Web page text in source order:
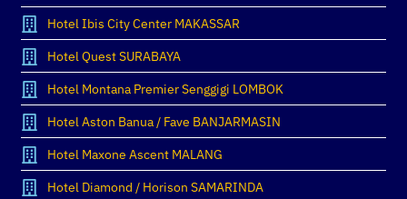
Hotel Ibis City Center MAKASSAR
Hotel Quest SURABAYA
Hotel Montana Premier Senggigi LOMBOK
Hotel Aston Banua / Fave BANJARMASIN
Hotel Maxone Ascent MALANG
Hotel Diamond / Horison SAMARINDA